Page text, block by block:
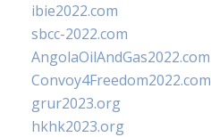
ibie2022.com
sbcc-2022.com
AngolaOilAndGas2022.com
Convoy4Freedom2022.com
grur2023.org
hkhk2023.org